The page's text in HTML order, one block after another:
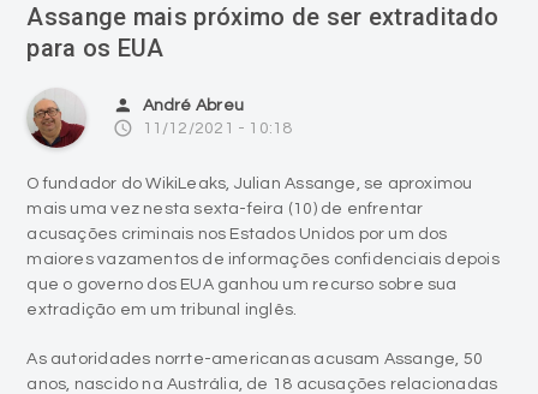
Assange mais próximo de ser extraditado
para os EUA
person André Abreu
access_time 11/12/2021 - 10:18
O fundador do WikiLeaks, Julian Assange, se aproximou
mais uma vez nesta sexta-feira (10) de enfrentar
acusações criminais nos Estados Unidos por um dos
maiores vazamentos de informações confidenciais depois
que o governo dos EUA ganhou um recurso sobre sua
extradição em um tribunal inglês.
As autoridades norrte-americanas acusam Assange, 50
anos, nascido na Austrália, de 18 acusações relacionadas